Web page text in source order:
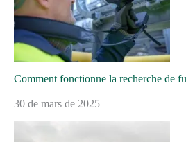
Comment fonctionne la recherche de
30 de mars de 2025